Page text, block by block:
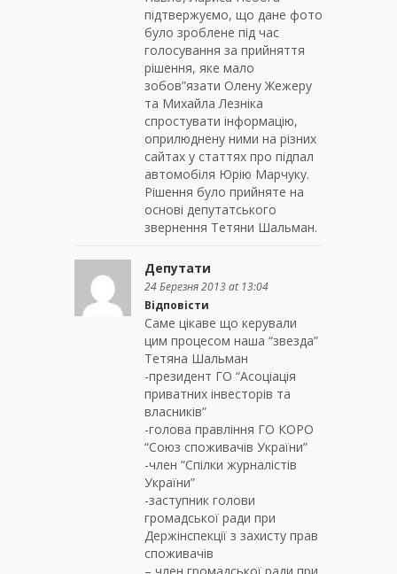
підтвержуємо, що дане фото
було зроблене під час
голосування за прийняття
рішення, яке мало
зобов”язати Олену Жежеру
та Михайла Лезніка
спростувати інформацію,
оприлюднену ними на різних
сайтах у статтях про підпал
автомобіля Юрію Марчуку.
Рішення було прийняте на
основі депутатського
звернення Тетяни Шальман.
Депутати
24 Березня 2013 at 13:04
Відповісти
Саме цікаве що керували
цим процесом наша “звезда”
Тетяна Шальман
-президент ГО “Асоціація
приватних інвесторів та
власників”
-голова правління ГО КОРО
“Союз споживачів України”
-член “Спілки журналістів
України”
-заступник голови
громадської ради при
Держінспекції з захисту прав
споживачів